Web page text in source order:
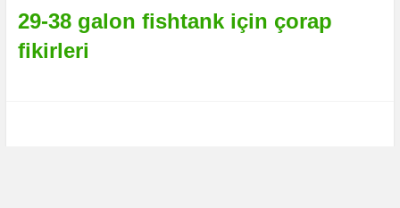
29-38 galon fishtank için çorap
fikirleri